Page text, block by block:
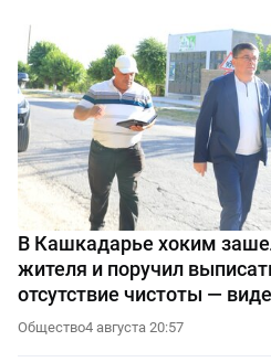
В Кашкадарье хоким
жителя и поручил
отсутствие чистоты —
Общество4 августа 20:57